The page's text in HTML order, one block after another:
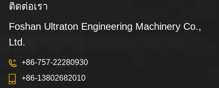
ติดต่อเรา
Foshan Ultraton Engineering Machinery Co.,
Ltd.
+86-757-22280930
+86-13802682010